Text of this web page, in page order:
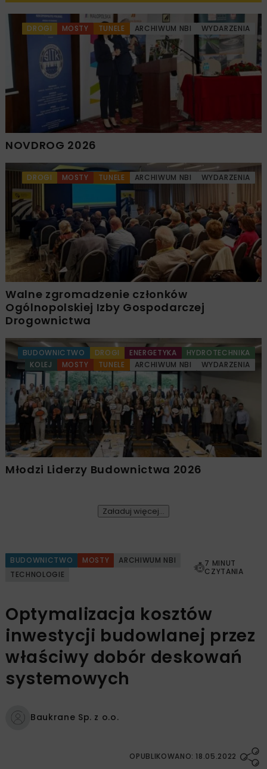
DROGI MOSTY TUNELE ARCHIWUM NBI WYDARZENIA
NOVDROG 2026
DROGI MOSTY TUNELE ARCHIWUM NBI WYDARZENIA
Walne zgromadzenie członków
Ogólnopolskiej Izby Gospodarczej
Drogownictwa
BUDOWNICTWO DROGI ENERGETYKA
HYDROTECHNIKA
KOLEJ
MOSTY TUNELE ARCHIWUM NBI WYDARZENIA
Młodzi Liderzy Budownictwa 2026
Załaduj więcej...
BUDOWNICTWO MOSTY
ARCHIWUM NBI
TECHNOLOGIE
7 MINUT
CZYTANIA
Optymalizacja kosztów
inwestycji budowlanej przez
właściwy dobór deskowań
systemowych
Baukrane Sp. z o.o.
OPUBLIKOWANO: 18.05.2022